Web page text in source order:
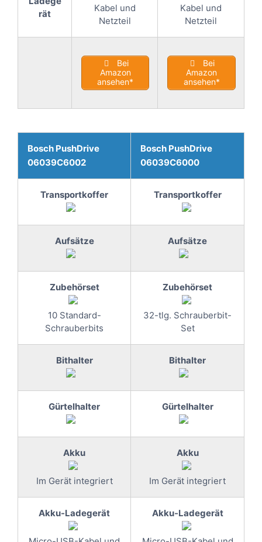
rät
Kabel und
Netzteil
Kabel und
Netzteil
Bei
Amazon
ansehen*
Bei
Amazon
ansehen*
Bosch PushDrive
06039C6002
Bosch PushDrive
06039C6000
Transportkoffer Transportkoffer
Aufsätze Aufsätze
Zubehörset
10 Standard-
Schrauberbits
Zubehörset
32-tlg. Schrauberbit-
Set
Bithalter Bithalter
Gürtelhalter Gürtelhalter
Akku
Im Gerät integriert
Akku
Im Gerät integriert
Akku-Ladegerät Akku-Ladegerät